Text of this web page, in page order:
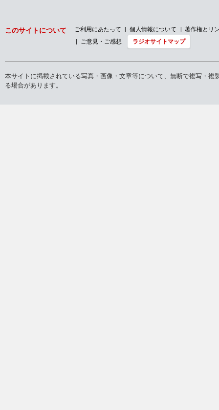
このサイトについて ご利用にあたって 個人情報について
著作権とリ
ご意見・ご感想
ラジオサイトマップ
本サイトに掲載されている写真・画像・文章等について、無断で複写・
る場合があります。